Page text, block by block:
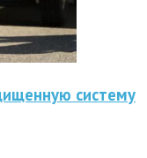
систему